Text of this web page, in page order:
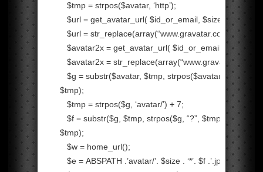
$tmp = strpos($avatar, ‘http’);
$url = get_avatar_url( $id_or_email, $size ) ;
$url = str_replace(array(“www.gravatar.com” ,
$avatar2x = get_avatar_url( $id_or_email, ( $size *
$avatar2x = str_replace(array(“www.gravatar.com”
$g = substr($avatar, $tmp, strpos($avatar,
“‘”, $tmp)
$tmp);
$tmp = strpos($g, ‘avatar/’) + 7;
$f = substr($g, $tmp, strpos($g, “?” , $tmp) –
$tmp);
$w = home_url();
$e = ABSPATH .’avatar/’. $size . ‘*’. $f .’.jpg’;